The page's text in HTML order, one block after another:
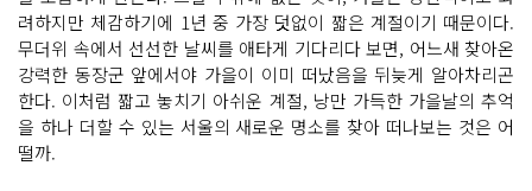
사 경
하
기
경
하
기
려하지만 체감하기에 1년 중 가장 덧없이 짧은 계절이기 때문이다.
무더위 속에서 선선한 날씨를 애타게 기다리다 보면, 어느새 찾아온
강력한 동장군 앞에서야 가을이 이미 떠났음을 뒤늦게 알아차리곤
한다. 이처럼 짧고 놓치기 아쉬운 계절, 낭만 가득한 가을날의 추억
을 하나 더할 수 있는 서울의 새로운 명소를 찾아 떠나보는 것은 어
떨까.